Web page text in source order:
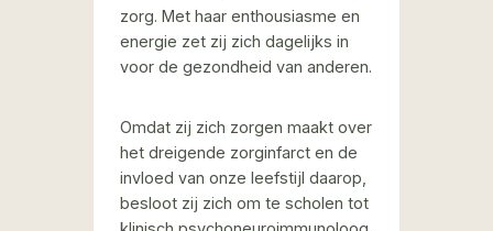
zorg. Met haar enthousiasme en
energie zet zij zich dagelijks in
voor de gezondheid van anderen.
Omdat zij zich zorgen maakt over
het dreigende zorginfarct en de
invloed van onze leefstijl daarop,
besloot zij zich om te scholen tot